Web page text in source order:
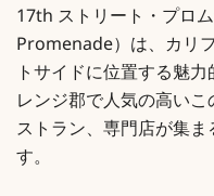
17th ストリート・プロ
Promenade）は、カリ
トサイドに位置する魅
レンジ郡で人気の高い
ストラン、専門店が集
す。